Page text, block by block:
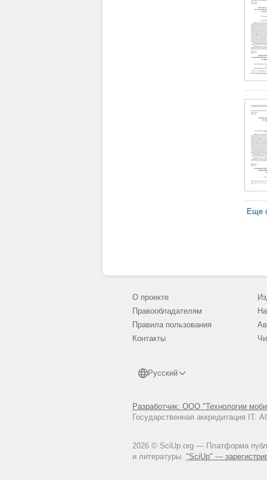
Еще
О проекте
Правообладателям
Правила пользования
Контакты
Русский
Разработчик: ООО "Технологии
Государственная аккредитация
2026 © SciUp.org — Платформа
и литературы. "SciUp" —